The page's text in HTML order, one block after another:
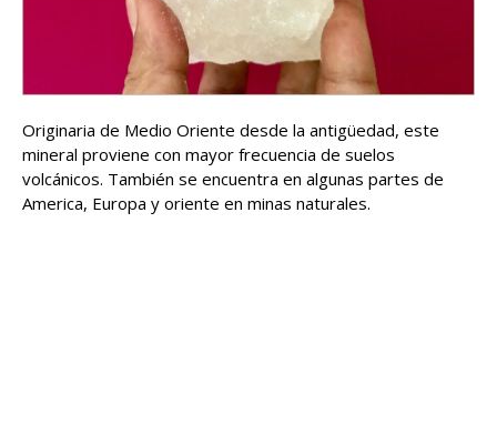
Originaria de Medio Oriente desde la antigüedad, este
mineral proviene con mayor frecuencia de suelos
volcánicos. También se encuentra en algunas partes de
America, Europa y oriente en minas naturales.